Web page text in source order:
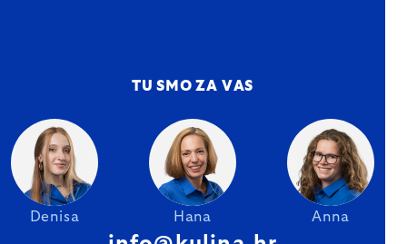
TU SMO ZA VAS
Denisa Hana Anna